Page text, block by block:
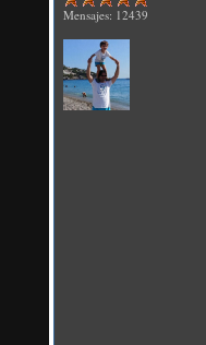
Mensajes: 12439